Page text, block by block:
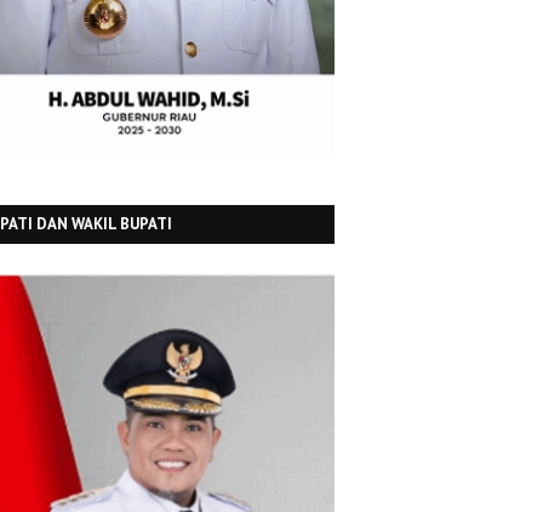
DAN WAKIL BUPATI